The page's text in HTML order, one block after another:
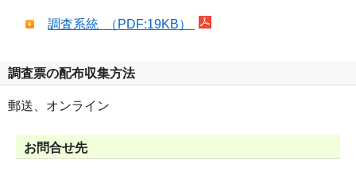
調査系統 （PDF:19KB）
調査票の配布収集方法
郵送、オンライン
お問合せ先